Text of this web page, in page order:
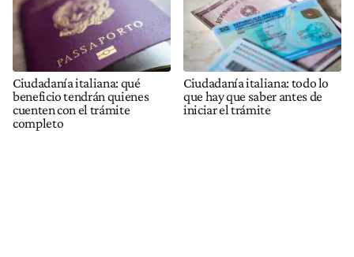
Ciudadanía italiana: qué
beneficio tendrán quienes
cuenten con el trámite
completo
Ciudadanía italiana: todo lo
que hay que saber antes de
iniciar el trámite